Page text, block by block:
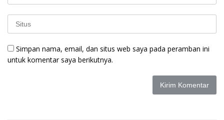
Simpan nama, email, dan situs web saya pada peramban ini
untuk komentar saya berikutnya.